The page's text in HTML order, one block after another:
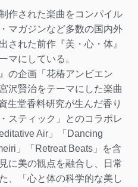
作された楽曲をコンパイル
マガジンなど多数の国内外
された前作『美・心・体』
マにしている。
の企画「花椿アンビエン
沢賢治をテーマにした楽曲
生堂香料研究が生んだ香り
スティック」とのコラボレ
Air」「Dancing
」「Retreat Beats」を含
に美の観点を融合し、日常
、「心と体の科学的な美し